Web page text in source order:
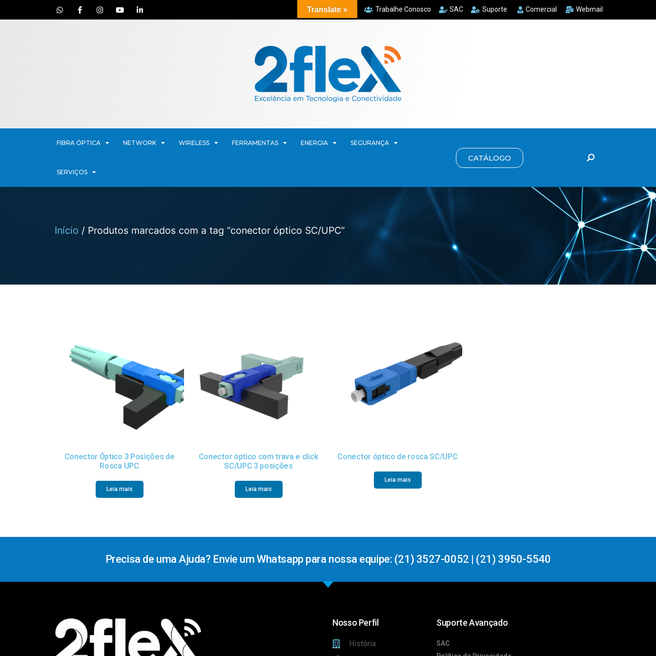
Trabalhe Conosco SAC Suporte Comercial Webmail
FIBRA ÓPTICA NETWORK WIRELESS FERRAMENTAS ENERGIA SEGURANÇA
SERVIÇOS
CATÁLOGO
Início / Produtos marcados com a tag “conector óptico SC/UPC”
Conector Óptico 3 Posições de
Rosca UPC
Leia mais
Conector óptico com trava e click
SC/UPC 3 posições
Leia mais
Conector óptico de rosca SC/UPC
Leia mais
Precisa de uma Ajuda? Envie um Whatsapp para nossa equipe: (21) 3527-0052 | (21) 3950-5540
Nosso Perfil
História
Suporte Avançado
SAC
Translate »